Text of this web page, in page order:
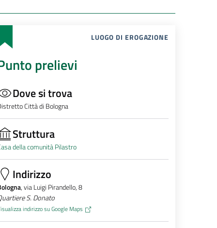
LUOGO DI EROGAZIONE
prelievi
Dove si trova
Città di Bologna
Struttura
della comunità Pilastro
Indirizzo
, via Luigi Pirandello, 8
S. Donato
indirizzo su Google Maps